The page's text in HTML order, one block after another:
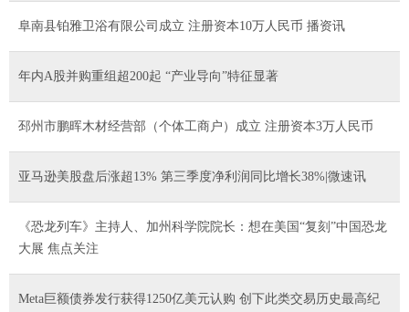
阜南县铂雅卫浴有限公司成立 注册资本10万人民币 播资讯
年内A股并购重组超200起 “产业导向”特征显著
邳州市鹏晖木材经营部（个体工商户）成立 注册资本3万人民币
亚马逊美股盘后涨超13% 第三季度净利润同比增长38%|微速讯
《恐龙列车》主持人、加州科学院院长：想在美国“复刻”中国恐龙
大展 焦点关注
Meta巨额债券发行获得1250亿美元认购 创下此类交易历史最高纪